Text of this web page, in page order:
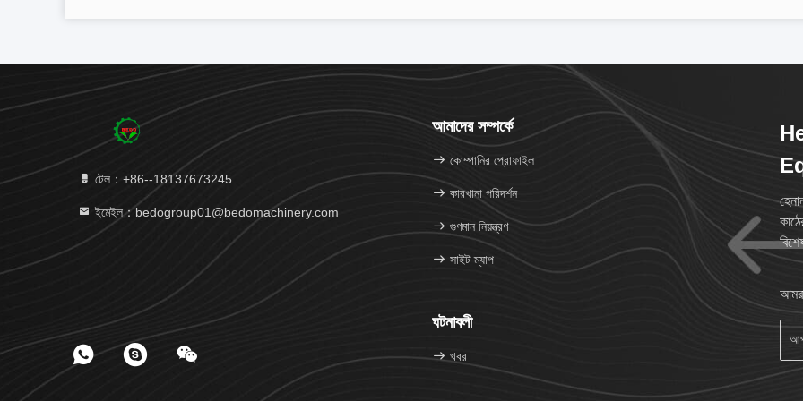
টেল：+86--18137673245
ইমেইল：bedogroup01@bedomachinery.com
আমাদের সম্পর্কে
কোম্পানির প্রোফাইল
কারখানা পরিদর্শন
গুণমান নিয়ন্ত্রণ
সাইট ম্যাপ
ঘটনাবলী
খবর